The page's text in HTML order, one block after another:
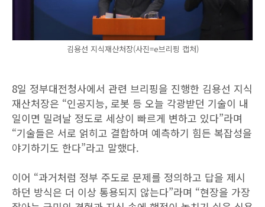
김용선 지식재산처장(사진=e브리핑 캡처)
8일 정부대전청사에서 관련 브리핑을 진행한 김용선 지식
재산처장은 “인공지능, 로봇 등 오늘 각광받던 기술이 내
일이면 밀려날 정도로 세상이 빠르게 변하고 있다”라며
“기술들은 서로 얽히고 결합하며 예측하기 힘든 복잡성을
야기하기도 한다”라고 말했다.
이어 “과거처럼 정부 주도로 문제를 정의하고 답을 제시
하던 방식은 더 이상 통용되지 않는다”라며 “현장을 가장